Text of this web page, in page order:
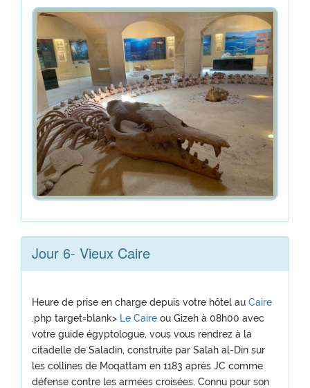
Jour 6- Vieux Caire
Heure de prise en charge depuis votre hôtel au Caire
.php target=blank> Le Caire ou Gizeh à 08h00 avec
votre guide égyptologue, vous vous rendrez à la
citadelle de Saladin, construite par Salah al-Din sur
les collines de Moqattam en 1183 après JC comme
défense contre les armées croisées. Connu pour son